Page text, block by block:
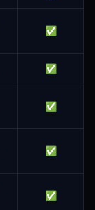
✅
✅
✅
✅
✅